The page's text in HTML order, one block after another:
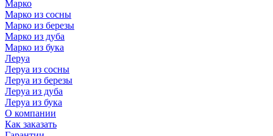
Марко
Марко из сосны
Марко из березы
Марко из дуба
Марко из бука
Леруа
Леруа из сосны
Леруа из березы
Леруа из дуба
Леруа из бука
О компании
Как заказать